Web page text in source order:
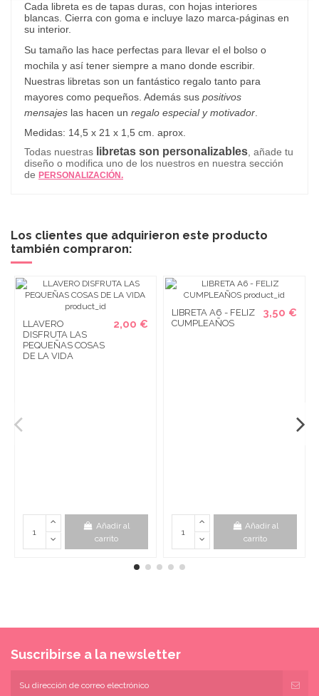
Cada libreta es de tapas duras, con hojas interiores
blancas. Cierra con goma e incluye lazo marca-páginas en
su interior.
Su tamaño las hace perfectas para llevar el el bolso o
mochila y así tener siempre a mano donde escribir.
Nuestras libretas son un fantástico regalo tanto para
mayores como pequeños. Además sus positivos
mensajes las hacen un regalo especial y motivador
Medidas: 14,5 x 21 x 1,5 cm. aprox.
Todas nuestras libretas son personalizables , añade tu
diseño o modifica uno de los nuestros en nuestra sección
de PERSONALIZACIÓN.
Los clientes que adquirieron este producto
también compraron:
LLAVERO
DISFRUTA LAS
PEQUEÑAS COSAS
DE LA VIDA
2,00 €
Añadir al
carrito
LIBRETA A6 - FELIZ
CUMPLEAÑOS
3,50 €
Añadir al
carrito
Suscribirse a la newsletter